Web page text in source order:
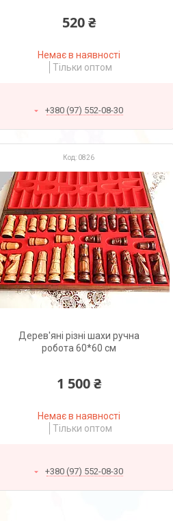
520 ₴
Немає в наявності
Тільки оптом
+380 (97) 552-08-30
0826
Дерев'яні різні шахи ручна
робота 60*60 см
1 500 ₴
Немає в наявності
Тільки оптом
+380 (97) 552-08-30